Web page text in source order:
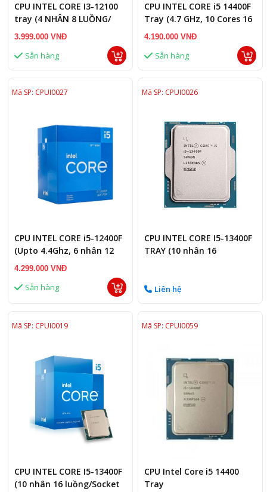
CPU INTEL CORE I3-12100
tray (4 NHÂN 8 LUỒNG/
SOCKET LGA 1700)
3.999.000 VNĐ
Sẵn hàng
CPU INTEL CORE i5 14400F
Tray (4.7 GHz, 10 Cores 16
Threads, LGA1700)
4.190.000 VNĐ
Sẵn hàng
Mã SP: CPUI0027
CPU INTEL CORE i5-12400F
(Upto 4.4Ghz, 6 nhân 12
luồng)
4.299.000 VNĐ
Sẵn hàng
Mã SP: CPUI0026
CPU INTEL CORE I5-13400F
TRAY (10 nhân 16
Liên hệ
Mã SP: CPUI0019
CPU INTEL CORE I5-13400F
(10 nhân 16 luồng/Socket
Mã SP: CPUI0059
CPU Intel Core i5 14400
Tray